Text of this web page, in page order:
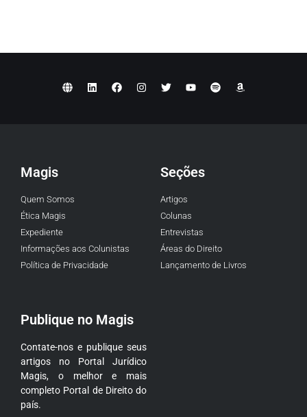
Magis
Quem Somos
Ética Magis
Expediente
Informações aos Colunistas
Política de Privacidade
Seções
Artigos
Colunas
Entrevistas
Áreas do Direito
Lançamento de Livros
Publique no Magis
Contate-nos e publique seus
artigos no Portal Jurídico
Magis, o melhor e mais
completo Portal de Direito do
país.